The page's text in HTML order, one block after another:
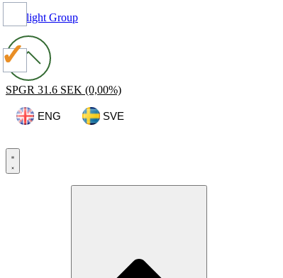
Spotlight Group
SPGR 31.6 SEK (0,00%)
ENG SVE